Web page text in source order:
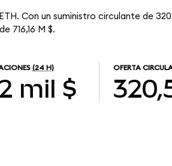
Con un suministro circulante de
716,16 M $.
(24 H)
mil $
OFERTA